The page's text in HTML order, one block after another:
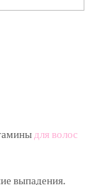
для волос
выпадения.